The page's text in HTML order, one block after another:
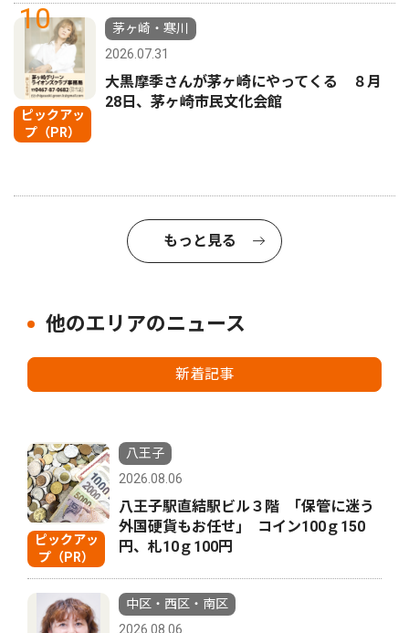
10
ピックアッ
プ（PR）
茅ヶ崎・寒川
2026.07.31
大黒摩季さんが茅ヶ崎にやってくる ８月
28日、茅ヶ崎市民文化会館
もっと見る
他のエリアのニュース
新着記事
ピックアッ
プ（PR）
八王子
2026.08.06
八王子駅直結駅ビル３階 ｢保管に迷う
外国硬貨もお任せ｣ コイン100ｇ150
円、札10ｇ100円
中区・西区・南区
2026.08.06